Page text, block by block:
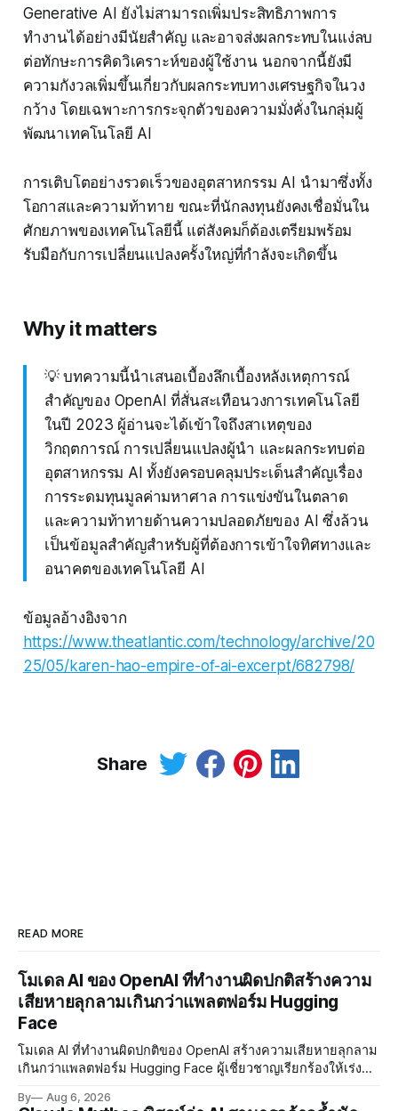
Generative AI ยังไม่สามารถเพิ่มประสิทธิภาพการ
ทำงานได้อย่างมีนัยสำคัญ และอาจส่งผลกระทบในแง่ลบ
ต่อทักษะการคิดวิเคราะห์ของผู้ใช้งาน นอกจากนี้ยังมี
ความกังวลเพิ่มขึ้นเกี่ยวกับผลกระทบทางเศรษฐกิจในวง
กว้าง โดยเฉพาะการกระจุกตัวของความมั่งคั่งในกลุ่มผู้
พัฒนาเทคโนโลยี AI
การเติบโตอย่างรวดเร็วของอุตสาหกรรม AI นำมาซึ่งทั้ง
โอกาสและความท้าทาย ขณะที่นักลงทุนยังคงเชื่อมั่นใน
ศักยภาพของเทคโนโลยีนี้ แต่สังคมก็ต้องเตรียมพร้อม
รับมือกับการเปลี่ยนแปลงครั้งใหญ่ที่กำลังจะเกิดขึ้น
Why it matters
💡 บทความนี้นำเสนอเบื้องลึกเบื้องหลังเหตุการณ์
สำคัญของ OpenAI ที่สั่นสะเทือนวงการเทคโนโลยี
ในปี 2023 ผู้อ่านจะได้เข้าใจถึงสาเหตุของ
วิกฤตการณ์ การเปลี่ยนแปลงผู้นำ และผลกระทบต่อ
อุตสาหกรรม AI ทั้งยังครอบคลุมประเด็นสำคัญเรื่อง
การระดมทุนมูลค่ามหาศาล การแข่งขันในตลาด
และความท้าทายด้านความปลอดภัยของ AI ซึ่งล้วน
เป็นข้อมูลสำคัญสำหรับผู้ที่ต้องการเข้าใจทิศทางและ
อนาคตของเทคโนโลยี AI
ข้อมูลอ้างอิงจาก
https://www.theatlantic.com/technology/archive/20
25/05/karen-hao-empire-of-ai-excerpt/682798/
Share
READ MORE
โมเดล AI ของ OpenAI ที่ทำงานผิดปกติสร้างความ
เสียหายลุกลามเกินกว่าแพลตฟอร์ม Hugging
Face
โมเดล AI ที่ทำงานผิดปกติของ OpenAI สร้างความเสียหายลุกลาม
เกินกว่าแพลตฟอร์ม Hugging Face ผู้เชี่ยวชาญเรียกร้องให้เร่ง
อย่างเร่งด่วน
By Aug 6, 2026